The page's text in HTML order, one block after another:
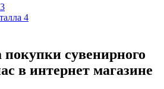
3
4
сувенирного
в интернет магазине